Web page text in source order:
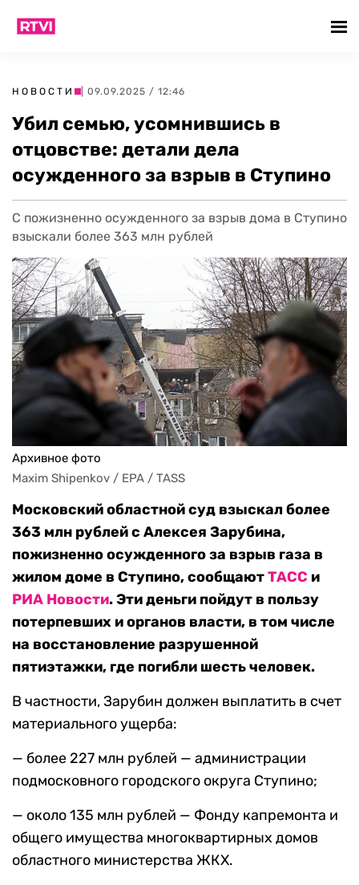
НОВОСТИ | 09.09.2025 / 12:46
Убил семью, усомнившись в
отцовстве: детали дела
осужденного за взрыв в Ступино
С пожизненно осужденного за взрыв дома в Ступино
взыскали более 363 млн рублей
Архивное фото
Maxim Shipenkov / EPA / TASS
Московский областной суд взыскал более
363 млн рублей с Алексея Зарубина,
пожизненно осужденного за взрыв газа в
жилом доме в Ступино, сообщаютТАСС и
РИА Новости. Эти деньги пойдут в пользу
потерпевших и органов власти, в том числе
на восстановление разрушенной
пятиэтажки, где погибли шесть человек.
В частности, Зарубин должен выплатить в счет
материального ущерба:
— более 227 млн рублей — администрации
подмосковного городского округа Ступино;
— около 135 млн рублей — Фонду капремонта и
общего имущества многоквартирных домов
областного министерства ЖКХ.